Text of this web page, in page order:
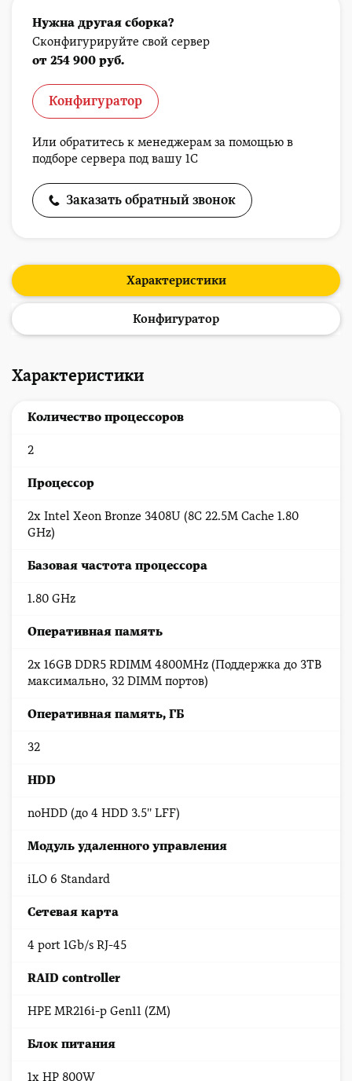
Нужна другая сборка?
Сконфигурируйте свой сервер
от 254 900 руб.
Конфигуратор
Или обратитесь к менеджерам за помощью в
подборе сервера под вашу 1С
Заказать обратный звонок
Характеристики
Конфигуратор
Характеристики
Количество процессоров
2
Процессор
2x Intel Xeon Bronze 3408U (8C 22.5M Cache 1.80
GHz)
Базовая частота процессора
1.80 GHz
Оперативная память
2x 16GB DDR5 RDIMM 4800MHz (Поддержка до 3TB
максимально, 32 DIMM портов)
Оперативная память, ГБ
32
HDD
noHDD (до 4 HDD 3.5'' LFF)
Модуль удаленного управления
iLO 6 Standard
Сетевая карта
4 port 1Gb/s RJ-45
RAID controller
HPE MR216i-p Gen11 (ZM)
Блок питания
1x HP 800W